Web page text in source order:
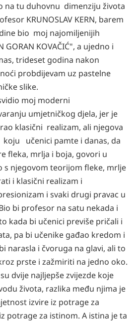
na tu duhovnu dimenziju života
KRUNOSLAV KERN, barem
bio moj najomiljenijih
GORAN KOVAČIĆ", a ujedno i
trideset godina nakon
probdijevam uz pastelne
slike.
moj moderni
umjetničkog djela, jer je
klasični realizam, ali njegova
koju učenici pamte i danas, da
fleka, mrlja i boja, govori u
s njegovom teorijom fleke, mrlje
i klasični realizam i
i svaki drugi pravac u
bi profesor na satu nekada i
kada bi učenici previše pričali i
pa bi učenike gađao kredom i
narasla i čvoruga na glavi, ali to
prste i zažmiriti na jedno oko.
dvije najljepše zvijezde koje
života, razlika među njima je
izvire iz potrage za
potrage za istinom. A istina je ta